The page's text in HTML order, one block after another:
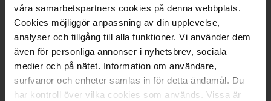
våra samarbetspartners cookies på denna webbplats.
Cookies möjliggör anpassning av din upplevelse,
analyser och tillgång till alla funktioner. Vi använder dem
även för personliga annonser i nyhetsbrev, sociala
medier och på nätet. Information om användare,
surfvanor och enheter samlas in för detta ändamål. Du
har kontroll över vilka cookies som används. Vissa är
Maila info@wuerth.se